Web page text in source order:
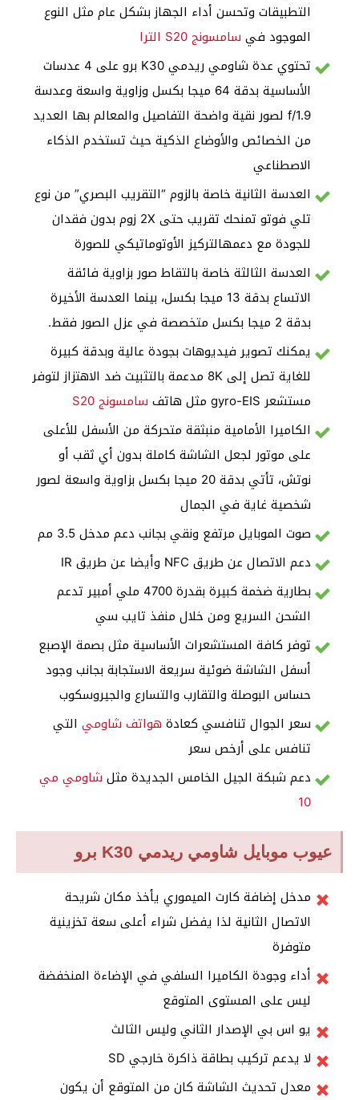
التطبيقات وتحسن أداء الجهاز بشكل عام مثل النوع
الموجود في سامسونج S20 الترا
تحتوي عدة شاومي ريدمي K30 برو على 4 عدسات
الأساسية بدقة 64 ميجا بكسل وزاوية واسعة وعدسة
f/1.9 لصور نقية واضحة التفاصيل والمعالم بها العديد
من الخصائص والأوضاع الذكية حيث تستخدم الذكاء
الاصطناعي
العدسة الثانية خاصة بالزوم “التقريب البصري” من نوع
تلي فوتو تمنحك تقريب حتى 2X زوم بدون فقدان
للجودة مع دعمهالتركيز الأوتوماتيكي للصورة
العدسة الثالثة خاصة بالتقاط صور بزاوية فائقة
الاتساع بدقة 13 ميجا بكسل، بينما العدسة الأخيرة
بدقة 2 ميجا بكسل متخصصة في عزل الصور فقط.
يمكنك تصوير فيديوهات بجودة عالية وبدقة كبيرة
للغاية تصل إلى 8K مدعمة بالتثبيت ضد الاهتزاز لتوفر
مستشعر gyro-EIS مثل هاتف
سامسونج S20
الكاميرا الأمامية منبثقة متحركة من الأسفل للأعلى
على موتور لجعل الشاشة كاملة بدون أي ثقب أو
نوتش، تأتي بدقة 20 ميجا بكسل بزاوية واسعة لصور
شخصية غاية في الجمال
صوت الموبايل مرتفع ونقي بجانب دعم مدخل 3.5 مم
دعم الاتصال عن طريق NFC وأيضا عن طريق IR
بطارية ضخمة كبيرة بقدرة 4700 ملي أمبير تدعم
الشحن السريع ومن خلال منفذ تايب سي
توفر كافة المستشعرات الأساسية مثل بصمة الإصبع
أسفل الشاشة ضوئية سريعة الاستجابة بجانب وجود
حساس البوصلة والتقارب والتسارع والجيروسكوب
سعر الجوال تنافسي كعادة هواتف شاومي التي
تنافس على أرخص سعر
دعم شبكة الجيل الخامس الجديدة مثل شاومي مي
10
عيوب موبايل شاومي ريدمي K30 برو
مدخل إضافة كارت الميموري يأخذ مكان شريحة
الاتصال الثانية لذا يفضل شراء أعلى سعة تخزينية
متوفرة
أداء وجودة الكاميرا السلفي في الإضاءة المنخفضة
ليس على المستوى المتوقع
يو اس بي الإصدار الثاني وليس الثالث
لا يدعم تركيب بطاقة ذاكرة خارجي SD
معدل تحديث الشاشة كان من المتوقع أن يكون